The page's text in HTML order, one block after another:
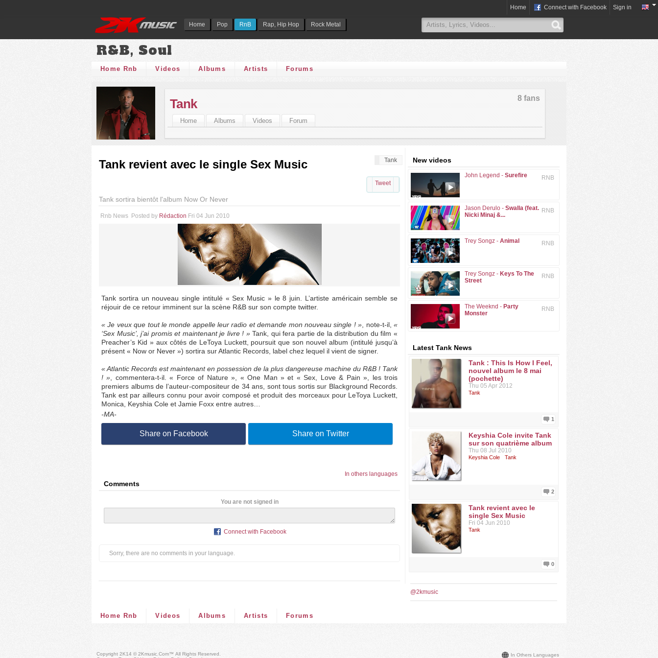
Home Pop RnB Rap, Hip Hop Rock Metal
Home Connect with Facebook Sign in
R&B, Soul
Home Rnb Videos Albums Artists Forums
8 fans
Tank
Home Albums Videos Forum
Tank
Tank revient avec le single Sex Music
Tweet
Tank sortira bientôt l'album Now Or Never
Rnb News Posted by Rédaction Fri 04 Jun 2010
Tank sortira un nouveau single intitulé « Sex Music » le 8 juin. L’artiste américain semble se
réjouir de ce retour imminent sur la scène R&B sur son compte twitter.
« Je veux que tout le monde appelle leur radio et demande mon nouveau single ! » , note-t-il,«
‘Sex Music’, j’ai promis et maintenant je livre ! »Tank, qui fera partie de la distribution du film «
Preacher’s Kid » aux côtés de LeToya Luckett, poursuit que son nouvel album (intitulé jusqu’à
présent « Now or Never ») sortira sur Atlantic Records, label chez lequel il vient de signer.
« Atlantic Records est maintenant en possession de la plus dangereuse machine du R&B ! Tank
! » , commentera-t-il. « Force of Nature », « One Man » et « Sex, Love & Pain », les trois
premiers albums de l’auteur-compositeur de 34 ans, sont tous sortis sur Blackground Records.
Tank est par ailleurs connu pour avoir composé et produit des morceaux pour LeToya Luckett,
Monica, Keyshia Cole et Jamie Foxx entre autres…
-MA-
Share on Facebook Share on Twitter
In others languages
Comments
You are not signed in
Connect with Facebook
Sorry, there are no comments in your language.
New videos
RNB
John Legend - Surefire
RNB
Jason Derulo - Swalla (feat.
Nicki Minaj &...
RNB
Trey Songz - Animal
RNB
Trey Songz - Keys To The
Street
RNB
The Weeknd - Party
Monster
Latest Tank News
Tank : This Is How I Feel,
nouvel album le 8 mai
(pochette)
Thu 05 Apr 2012
Tank
1
Keyshia Cole invite Tank
sur son quatrième album
Thu 08 Jul 2010
Keyshia Cole Tank
2
Tank revient avec le
single Sex Music
Fri 04 Jun 2010
Tank
0
@2kmusic
Home Rnb Videos Albums Artists Forums
In Others Languages
Copyright 2K14 © 2Kmusic.com™ All Rights Reserved